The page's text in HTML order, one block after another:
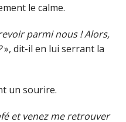
le calme.
parmi nous ! Alors,
», dit-il en lui serrant la
un sourire.
et venez me retrouver